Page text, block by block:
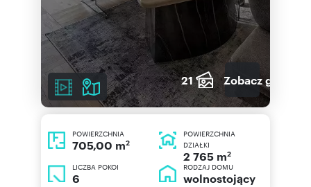
21 Zobacz galerię
POWIERZCHNIA
705,00 m2
POWIERZCHNIA
DZIAŁKI
2 765 m2
LICZBA POKOI
6
RODZAJ DOMU
wolnostojący